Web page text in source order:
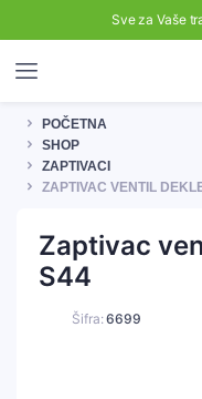
Sve za Vaše
POČETNA
SHOP
ZAPTIVACI
ZAPTIVAC VENTIL
Zaptivac
S44
Šifra:6699